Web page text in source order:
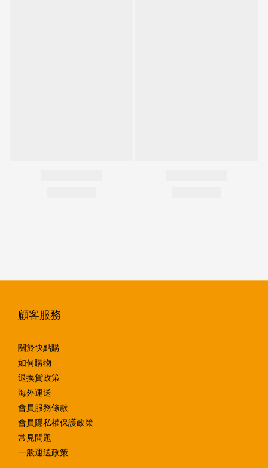
顧客服務
關於快點購
如何購物
退換貨政策
海外運送
會員服務條款
會員隱私權保護政策
常見問題
一般運送政策